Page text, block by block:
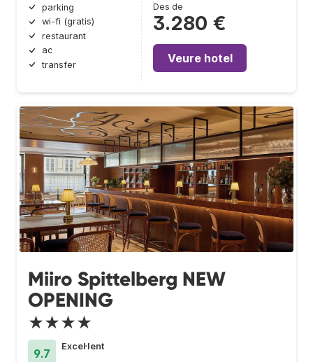
parking
wi-fi (gratis)
restaurant
ac
transfer
Des de
3.280 €
Veure hotel
Miiro Spittelberg NEW
OPENING
★★★★
9.7
Excel·lent